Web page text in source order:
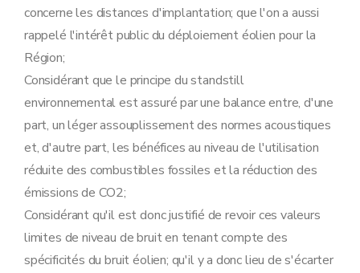
concerne les distances d'implantation; que l'on a aussi
rappelé l'intérêt public du déploiement éolien pour la
Région;
Considérant que le principe du standstill
environnemental est assuré par une balance entre, d'une
part, un léger assouplissement des normes acoustiques
et, d'autre part, les bénéfices au niveau de l'utilisation
réduite des combustibles fossiles et la réduction des
émissions de CO2;
Considérant qu'il est donc justifié de revoir ces valeurs
limites de niveau de bruit en tenant compte des
spécificités du bruit éolien; qu'il y a donc lieu de s'écarter